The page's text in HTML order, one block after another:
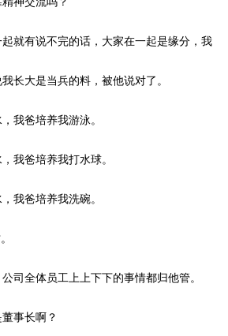
就有说不完的话，大家在一起是缘分，我
长大是当兵的料，被他说对了。
我爸培养我游泳。
我爸培养我打水球。
我爸培养我洗碗。
司全体员工上上下下的事情都归他管。
事长啊？